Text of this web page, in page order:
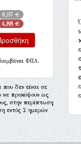
6,97 €
4,88 €
ΦΠΑ.
που δεν είναι σε
να προκύψουν ως
στην περίπτωση
εντός 2 ημερών